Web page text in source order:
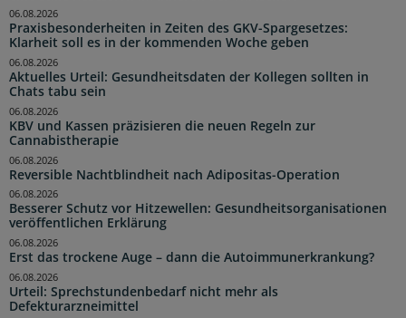
Praxisbesonderheiten in Zeiten des GKV-Spargesetzes:
Klarheit soll es in der kommenden Woche geben
06.08.2026
Aktuelles Urteil: Gesundheitsdaten der Kollegen sollten in
Chats tabu sein
06.08.2026
KBV und Kassen präzisieren die neuen Regeln zur
Cannabistherapie
06.08.2026
Reversible Nachtblindheit nach Adipositas-Operation
06.08.2026
Besserer Schutz vor Hitzewellen: Gesundheitsorganisationen
veröffentlichen Erklärung
06.08.2026
Erst das trockene Auge – dann die Autoimmunerkrankung?
06.08.2026
Urteil: Sprechstundenbedarf nicht mehr als
Defekturarzneimittel
06.08.2026